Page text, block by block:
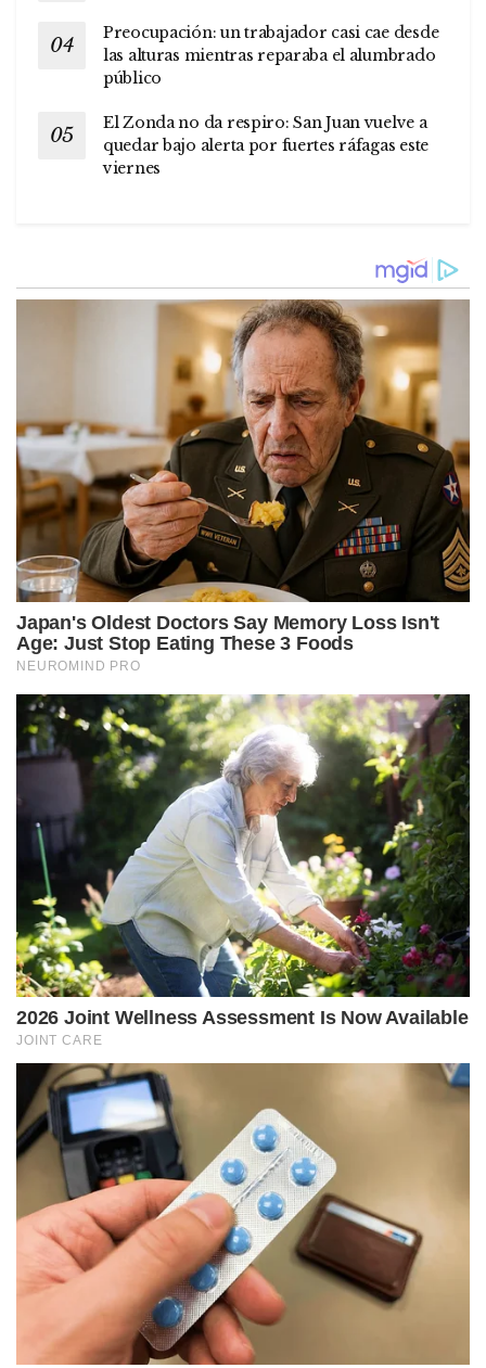
Preocupación: un trabajador casi cae desde
las alturas mientras reparaba el alumbrado
público
El Zonda no da respiro: San Juan vuelve a
quedar bajo alerta por fuertes ráfagas este
viernes